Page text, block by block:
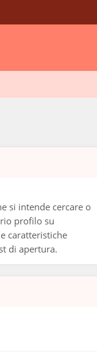
si intende cercare o
profilo su
caratteristiche
di apertura.